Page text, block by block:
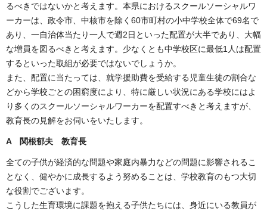
るべきではないかと考えます。本県におけるスクールソーシャルワ
ーカーは、政令市、中核市を除く60市町村の小中学校全体で69名で
あり、一自治体当たり一人で週2日といった配置が大半であり、大幅
な増員を図るべきと考えます。少なくとも中学校区に最低1人は配置
するといった取組が必要ではないでしょうか。
また、配置に当たっては、就学援助費を受給する児童生徒の割合な
どから学校ごとの困窮度により、特に厳しい状況にある学校にはよ
り多くのスクールソーシャルワーカーを配置すべきと考えますが、
教育長の見解をお伺いをいたします。
A 関根郁夫 教育長
全ての子供が経済的な問題や家庭内暴力などの問題に影響されるこ
となく、健やかに成長するよう努めることは、学校教育のもつ大切
な役割でございます。
こうした生育環境に課題を抱える子供たちには、身近にいる教員が